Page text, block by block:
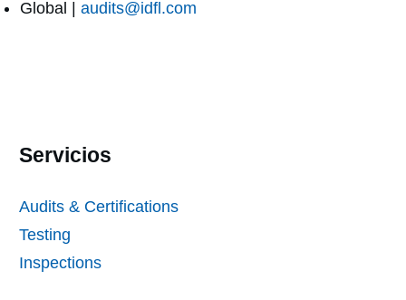
Global | audits@idfl.com
Servicios
Audits & Certifications
Testing
Inspections